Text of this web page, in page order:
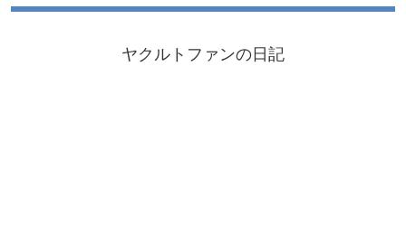
ヤクルトファンの日記